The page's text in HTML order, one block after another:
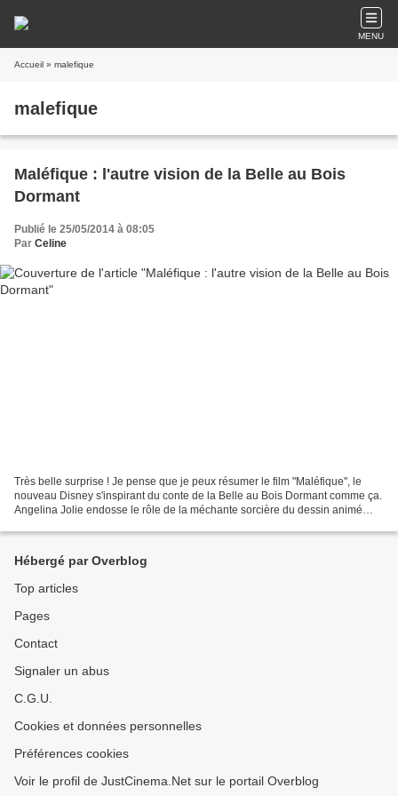
MENU
Accueil » malefique
malefique
Maléfique : l'autre vision de la Belle au Bois
Dormant
Publié le 25/05/2014 à 08:05
Par Celine
Très belle surprise ! Je pense que je peux résumer le film "Maléfique", le
nouveau Disney s'inspirant du conte de la Belle au Bois Dormant comme ça.
Angelina Jolie endosse le rôle de la méchante sorcière du dessin animé
Hébergé par Overblog
Top articles
Pages
Contact
Signaler un abus
C.G.U.
Cookies et données personnelles
Préférences cookies
Voir le profil de JustCinema.Net sur le portail Overblog